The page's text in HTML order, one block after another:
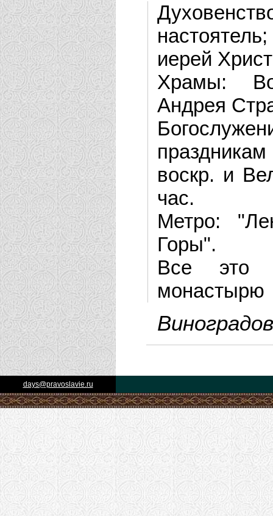
иерей
Храмы:
Андрея
воскр. и
час.
Метро:
Горы".
Все это
монастырю
days@pravoslavie.ru